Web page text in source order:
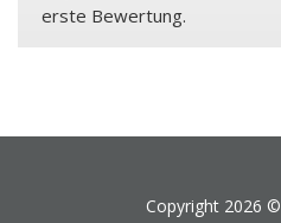
erste Bewertung.
Copyright 2026 ©